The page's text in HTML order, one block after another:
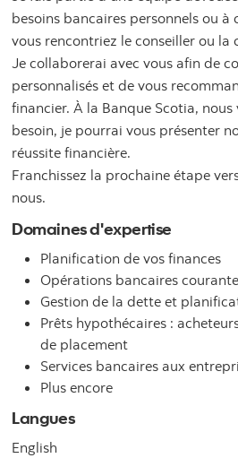
besoins bancaires personnels ou
vous rencontriez le conseiller ou la
Je collaborerai avec vous afin de
personnalisés et de vous
financier. À la Banque Scotia,
besoin, je pourrai vous présenter
réussite financière.
Franchissez la prochaine étape
nous.
Domaines d'expertise
Planification de vos finances
Opérations bancaires
Gestion de la dette et
Prêts hypothécaires :
de placement
Services bancaires aux
Plus encore
Langues
English